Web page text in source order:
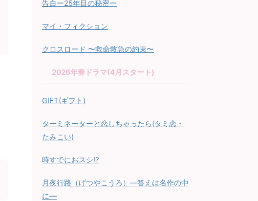
告白ー25年目の秘密ー
マイ・フィクション
クロスロード 〜救命救急の約束〜
2026年春ドラマ(4月スタート)
GIFT(ギフト)
ターミネーターと恋しちゃったら(タミ恋・
たみこい)
時すでにおスシ!?
月夜行路（げつやこうろ）—答えは名作の中
に—